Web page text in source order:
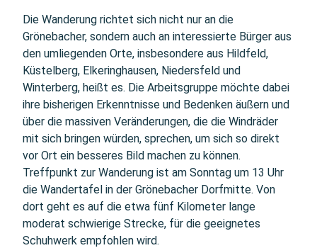
Die Wanderung richtet sich nicht nur an die
Grönebacher, sondern auch an interessierte Bürger aus
den umliegenden Orte, insbesondere aus Hildfeld,
Küstelberg, Elkeringhausen, Niedersfeld und
Winterberg, heißt es. Die Arbeitsgruppe möchte dabei
ihre bisherigen Erkenntnisse und Bedenken äußern und
über die massiven Veränderungen, die die Windräder
mit sich bringen würden, sprechen, um sich so direkt
vor Ort ein besseres Bild machen zu können.
Treffpunkt zur Wanderung ist am Sonntag um 13 Uhr
die Wandertafel in der Grönebacher Dorfmitte. Von
dort geht es auf die etwa fünf Kilometer lange
moderat schwierige Strecke, für die geeignetes
Schuhwerk empfohlen wird.